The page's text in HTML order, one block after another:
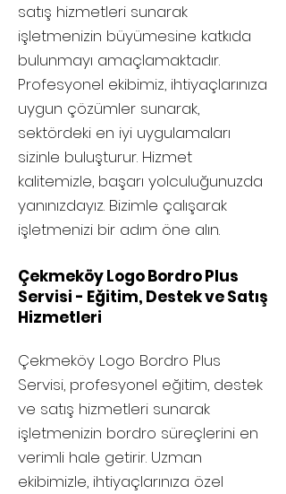
satış hizmetleri sunarak
işletmenizin büyümesine katkıda
bulunmayı amaçlamaktadır.
Profesyonel ekibimiz, ihtiyaçlarınıza
uygun çözümler sunarak,
sektördeki en iyi uygulamaları
sizinle buluşturur. Hizmet
kalitemizle, başarı yolculuğunuzda
yanınızdayız. Bizimle çalışarak
işletmenizi bir adım öne alın.
Çekmeköy Logo Bordro Plus
Servisi - Eğitim, Destek ve Satış
Hizmetleri
Çekmeköy Logo Bordro Plus
Servisi, profesyonel eğitim, destek
ve satış hizmetleri sunarak
işletmenizin bordro süreçlerini en
verimli hale getirir. Uzman
ekibimizle, ihtiyaçlarınıza özel